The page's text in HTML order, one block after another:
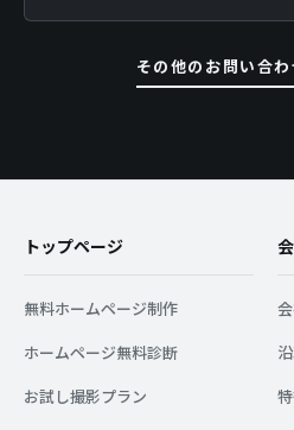
その他のお問い合
トップページ
無料ホームページ制作
ホームページ無料診断
お試し撮影プラン